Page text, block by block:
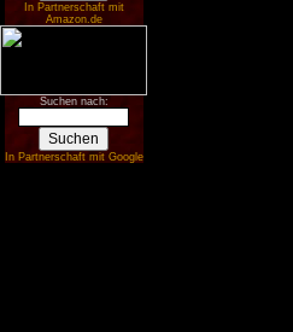
In Partnerschaft mit
Amazon.de
Suchen nach:
In Partnerschaft mit Google